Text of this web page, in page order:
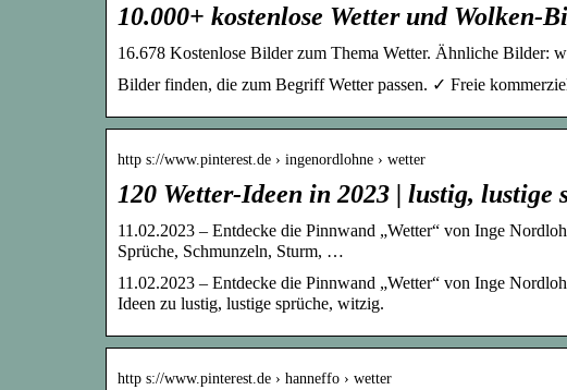
10.000+ kostenlose Wetter und Wolken-
16.678 Kostenlose Bilder zum Thema Wetter. Ähnliche Bilder:
Bilder finden, die zum Begriff Wetter passen. ✓ Freie
http s://www.pinterest.de › ingenordlohne › wetter
120 Wetter-Ideen in 2023 | lustig, lustige
11.02.2023 – Entdecke die Pinnwand „Wetter“ von Inge
Sprüche, Schmunzeln, Sturm, …
11.02.2023 – Entdecke die Pinnwand „Wetter“ von Inge
Ideen zu lustig, lustige sprüche, witzig.
http s://www.pinterest.de › hanneffo › wetter